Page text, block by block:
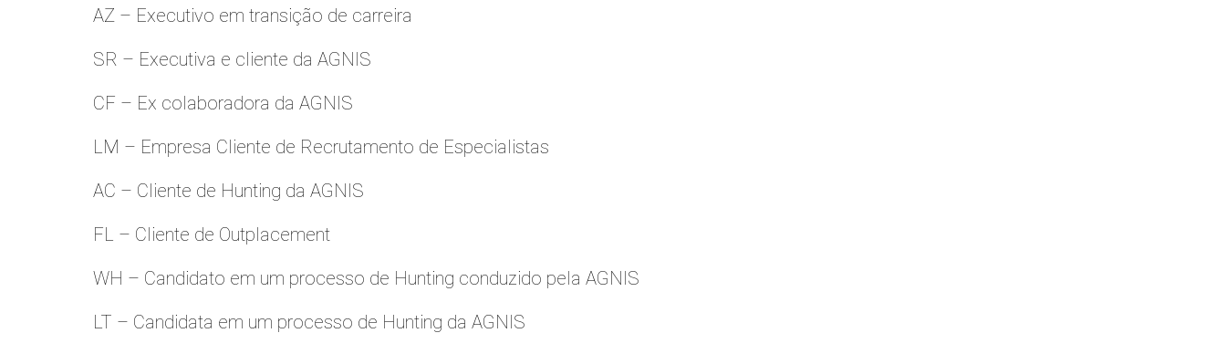
AZ – Executivo em transição de carreira
SR – Executiva e cliente da AGNIS
CF – Ex colaboradora da AGNIS
LM – Empresa Cliente de Recrutamento de Especialistas
AC – Cliente de Hunting da AGNIS
FL – Cliente de Outplacement
WH – Candidato em um processo de Hunting conduzido pela AGNIS
LT – Candidata em um processo de Hunting da AGNIS